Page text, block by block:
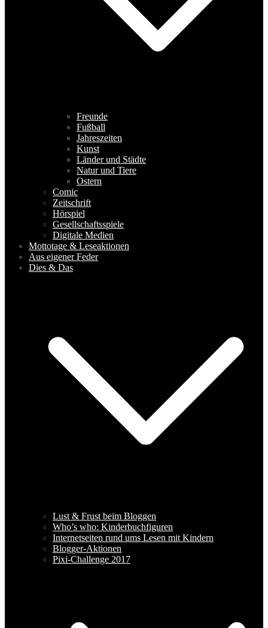
Freunde
Fußball
Jahreszeiten
Kunst
Länder und Städte
Natur und Tiere
Ostern
Comic
Zeitschrift
Hörspiel
Gesellschaftsspiele
Digitale Medien
Mottotage & Leseaktionen
Aus eigener Feder
Dies & Das
Lust & Frust beim Bloggen
Who’s who: Kinderbuchfiguren
Internetseiten rund ums Lesen mit Kindern
Blogger-Aktionen
Pixi-Challenge 2017